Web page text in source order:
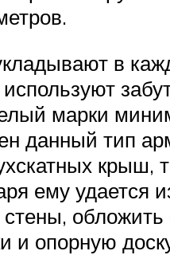
в
марки
данный тип
крыш,
ему удается
обложить
и опорную